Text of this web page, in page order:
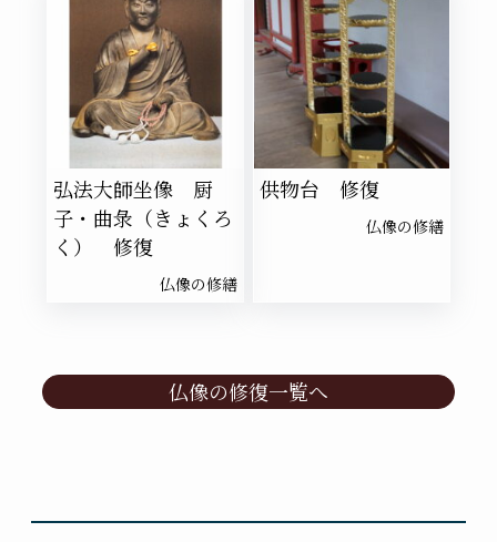
弘法大師坐像 厨
子・曲彔（きょくろ
く） 修復
仏像の修繕
供物台 修復
仏像の修繕
仏像の修復一覧へ